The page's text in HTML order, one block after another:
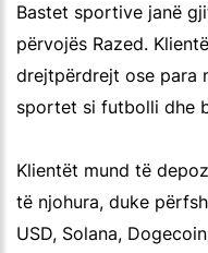
Bastet sportive janë
përvojës Razed.
drejtpërdrejt ose para
sportet si futbolli dhe
Klientët mund të
të njohura, duke
USD, Solana,